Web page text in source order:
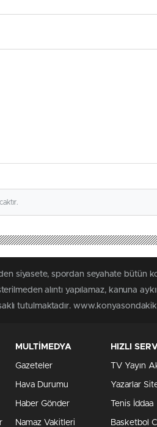
siyasete, spordan seyahate
alıntı yapılamaz, kanuna
tutulmaktadır.
MULTİMEDYA
Gazeteler
Hava Durumu
Haber Gönder
Namaz Vakitleri
HIZLI
TV Yayın
Yazarlar
Tenis İddaa
Basketbol